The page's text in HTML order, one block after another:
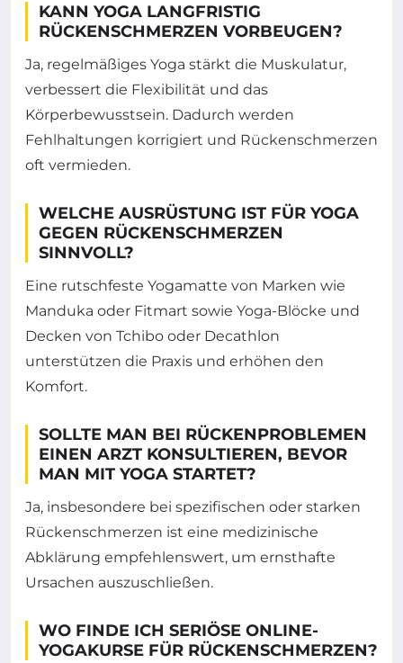
KANN YOGA LANGFRISTIG
RÜCKENSCHMERZEN VORBEUGEN?
Ja, regelmäßiges Yoga stärkt die Muskulatur,
verbessert die Flexibilität und das
Körperbewusstsein. Dadurch werden
Fehlhaltungen korrigiert und Rückenschmerzen
oft vermieden.
WELCHE AUSRÜSTUNG IST FÜR YOGA
GEGEN RÜCKENSCHMERZEN
SINNVOLL?
Eine rutschfeste Yogamatte von Marken wie
Manduka oder Fitmart sowie Yoga-Blöcke und
Decken von Tchibo oder Decathlon
unterstützen die Praxis und erhöhen den
Komfort.
SOLLTE MAN BEI RÜCKENPROBLEMEN
EINEN ARZT KONSULTIEREN, BEVOR
MAN MIT YOGA STARTET?
Ja, insbesondere bei spezifischen oder starken
Rückenschmerzen ist eine medizinische
Abklärung empfehlenswert, um ernsthafte
Ursachen auszuschließen.
WO FINDE ICH SERIÖSE ONLINE-
YOGAKURSE FÜR RÜCKENSCHMERZEN?